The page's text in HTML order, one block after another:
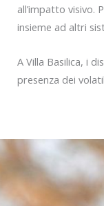
all’impatto visivo.
insieme ad altri
A Villa Basilica, i
presenza dei